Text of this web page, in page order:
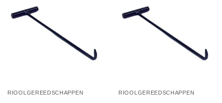
RIOOLGEREEDSCHAPPEN RIOOLGEREEDSCHAPPEN